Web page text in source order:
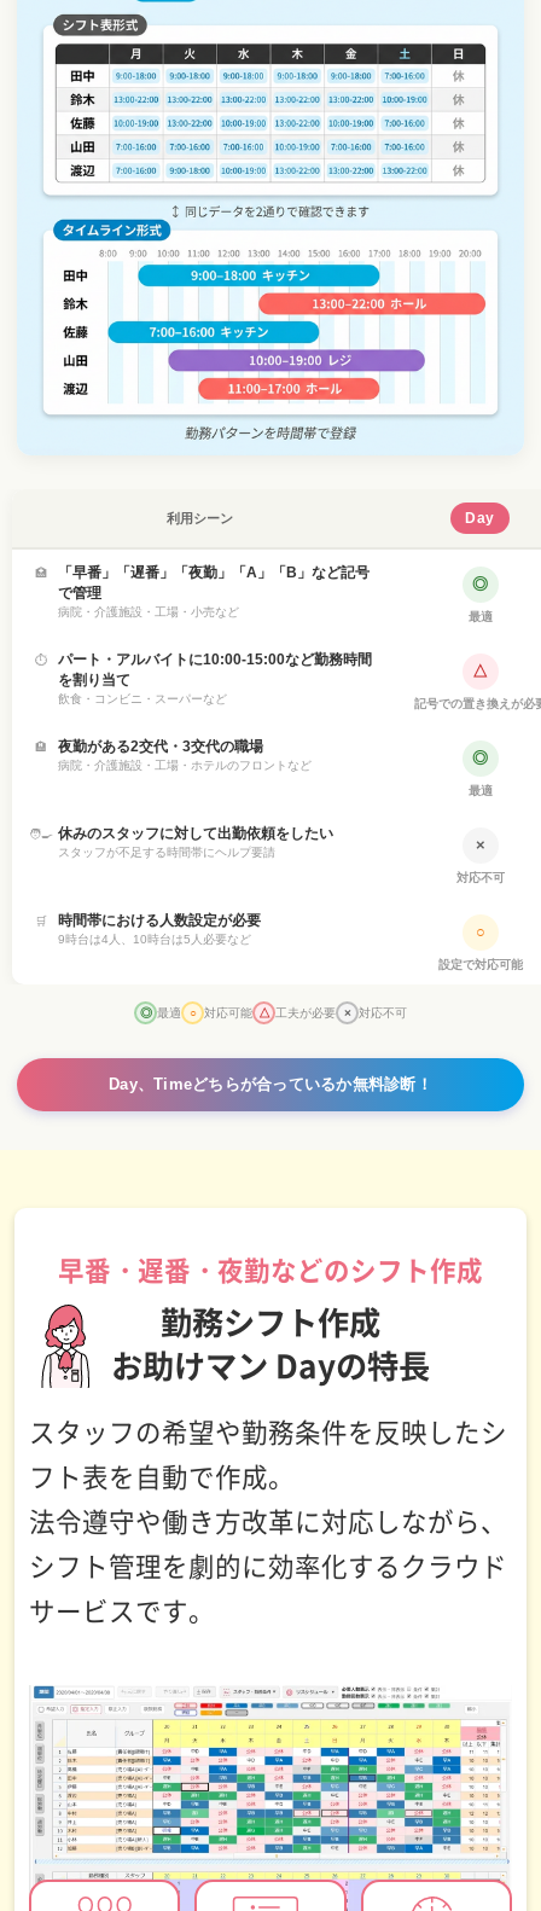
利用シーン Day
🏥
「早番」「遅番」「夜勤」「A」「B」など記号
で管理
病院・介護施設・工場・小売など
◎
最適
⏱️
パート・アルバイトに10:00-15:00など勤務時間
を割り当て
飲食・コンビニ・スーパーなど
△
記号での置き換えが必
🏨 夜勤がある2交代・3交代の職場
病院・介護施設・工場・ホテルのフロントなど ◎
最適
🧑‍🍳 休みのスタッフに対して出勤依頼をしたい
スタッフが不足する時間帯にヘルプ要請 ×
対応不可
🛒 時間帯における人数設定が必要
9時台は4人、10時台は5人必要など ○
設定で対応可能
◎ 最適 ○ 対応可能 △ 工夫が必要 × 対応不可
Day、Timeどちらが合っているか無料診断！
早番・遅番・夜勤などのシフト作成
勤務シフト作成
お助けマン Dayの特長
スタッフの希望や勤務条件を反映したシ
フト表を自動で作成。
法令遵守や働き方改革に対応しながら、
シフト管理を劇的に効率化するクラウド
サービスです。